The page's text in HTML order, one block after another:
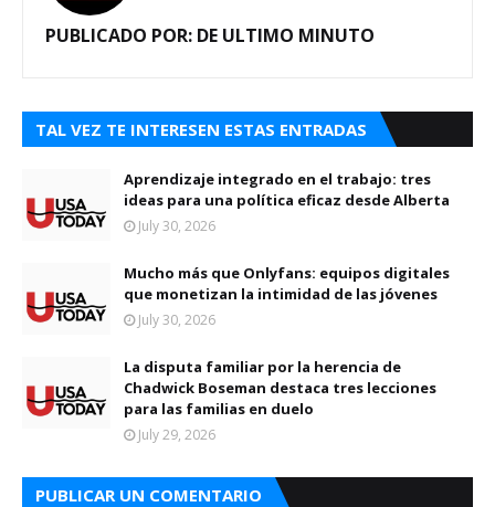
PUBLICADO POR: DE ULTIMO MINUTO
TAL VEZ TE INTERESEN ESTAS ENTRADAS
Aprendizaje integrado en el trabajo: tres
ideas para una política eficaz desde Alberta
July 30, 2026
Mucho más que Onlyfans: equipos digitales
que monetizan la intimidad de las jóvenes
July 30, 2026
La disputa familiar por la herencia de
Chadwick Boseman destaca tres lecciones
para las familias en duelo
July 29, 2026
PUBLICAR UN COMENTARIO